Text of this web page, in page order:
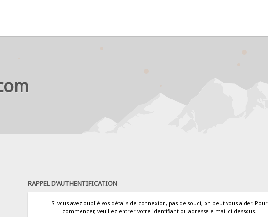
RAPPEL D'AUTHENTIFICATION
Si vous avez oublié vos détails de connexion, pas de souci, on peut vous aider. Pour
commencer, veuillez entrer votre identifiant ou adresse e-mail ci-dessous.